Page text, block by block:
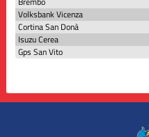
Volksbank Vicenza
Cortina San Donà
Isuzu Cerea
Gps San Vito